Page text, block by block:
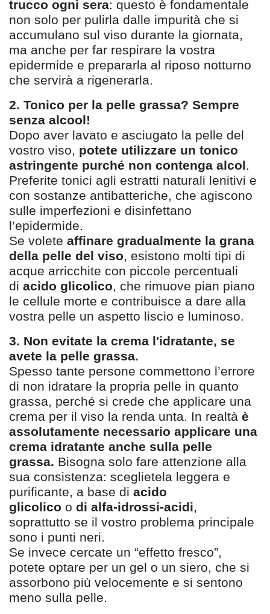
trucco ogni sera: questo è fondamentale
non solo per pulirla dalle impurità che si
accumulano sul viso durante la giornata,
ma anche per far respirare la vostra
epidermide e prepararla al riposo notturno
che servirà a rigenerarla.
2. Tonico per la pelle grassa? Sempre
senza alcool!
Dopo aver lavato e asciugato la pelle del
vostro viso, potete utilizzare un tonico
astringente purché non contenga alcol.
Preferite tonici agli estratti naturali lenitivi e
con sostanze antibatteriche, che agiscono
sulle imperfezioni e disinfettano
l’epidermide.
Se volete affinare gradualmente la grana
della pelle del viso, esistono molti tipi di
acque arricchite con piccole percentuali
di acido glicolico, che rimuove pian piano
le cellule morte e contribuisce a dare alla
vostra pelle un aspetto liscio e luminoso.
3. Non evitate la crema l'idratante, se
avete la pelle grassa.
Spesso tante persone commettono l’errore
di non idratare la propria pelle in quanto
grassa, perché si crede che applicare una
crema per il viso la renda unta. In realtà è
assolutamente necessario applicare una
crema idratante anche sulla pelle
grassa. Bisogna solo fare attenzione alla
sua consistenza: sceglietela leggera e
purificante, a base di acido
glicolico o di alfa-idrossi-acidi,
soprattutto se il vostro problema principale
sono i punti neri.
Se invece cercate un “effetto fresco”,
potete optare per un gel o un siero, che si
assorbono più velocemente e si sentono
meno sulla pelle.